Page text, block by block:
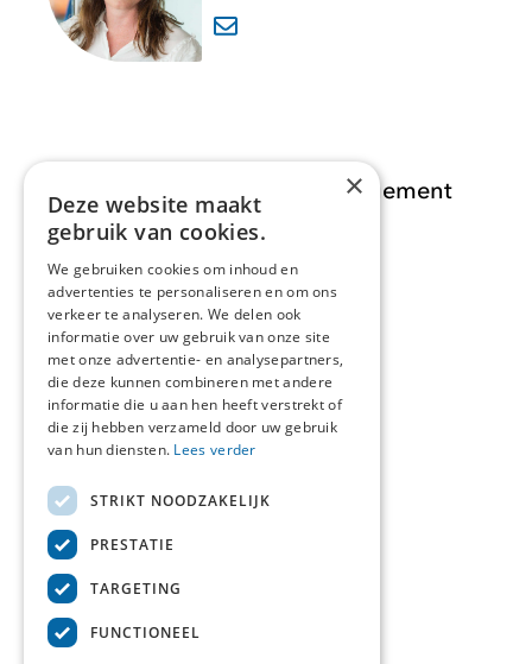
Opdracht Informatiemanagement
Opdrachten
Actueel
Over ons
Contact
Over deze site
Cookieverklaring
×
Deze website maakt
gebruik van cookies.
We gebruiken cookies om inhoud en
advertenties te personaliseren en om ons
verkeer te analyseren. We delen ook
informatie over uw gebruik van onze site
met onze advertentie- en analysepartners,
die deze kunnen combineren met andere
informatie die u aan hen heeft verstrekt of
die zij hebben verzameld door uw gebruik
van hun diensten. Lees verder
STRIKT NOODZAKELIJK
PRESTATIE
TARGETING
FUNCTIONEEL